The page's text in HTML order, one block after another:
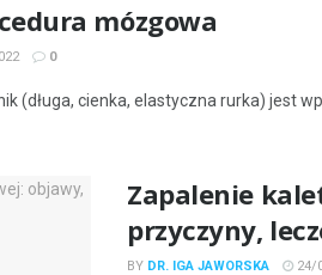
mózgowa
0
(długa, cienka, elastyczna rurka) jest
Zapalenie
przyczyny,
BY DR. IGA JAWORSKA 24/